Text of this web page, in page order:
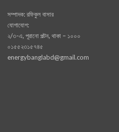
সম্পাদক: রফিকুল বাসার
যোগাযোগ:
২/৩-এ, পূরানো পল্টন, থাকা – ১০০০
০১৫৫২৩১৫৭৪৫
energybanglabd@gmail.com